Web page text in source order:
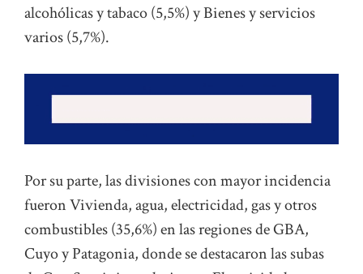
alcohólicas y tabaco (5,5%) y Bienes y servicios
varios (5,7%).
Por su parte, las divisiones con mayor incidencia
fueron Vivienda, agua, electricidad, gas y otros
combustibles (35,6%) en las regiones de GBA,
Cuyo y Patagonia, donde se destacaron las subas